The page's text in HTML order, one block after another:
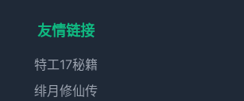
友情链接
特工17秘籍
绯月修仙传